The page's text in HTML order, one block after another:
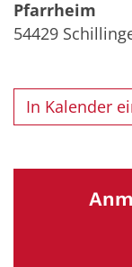
Pfarrheim
54429
In Kalender